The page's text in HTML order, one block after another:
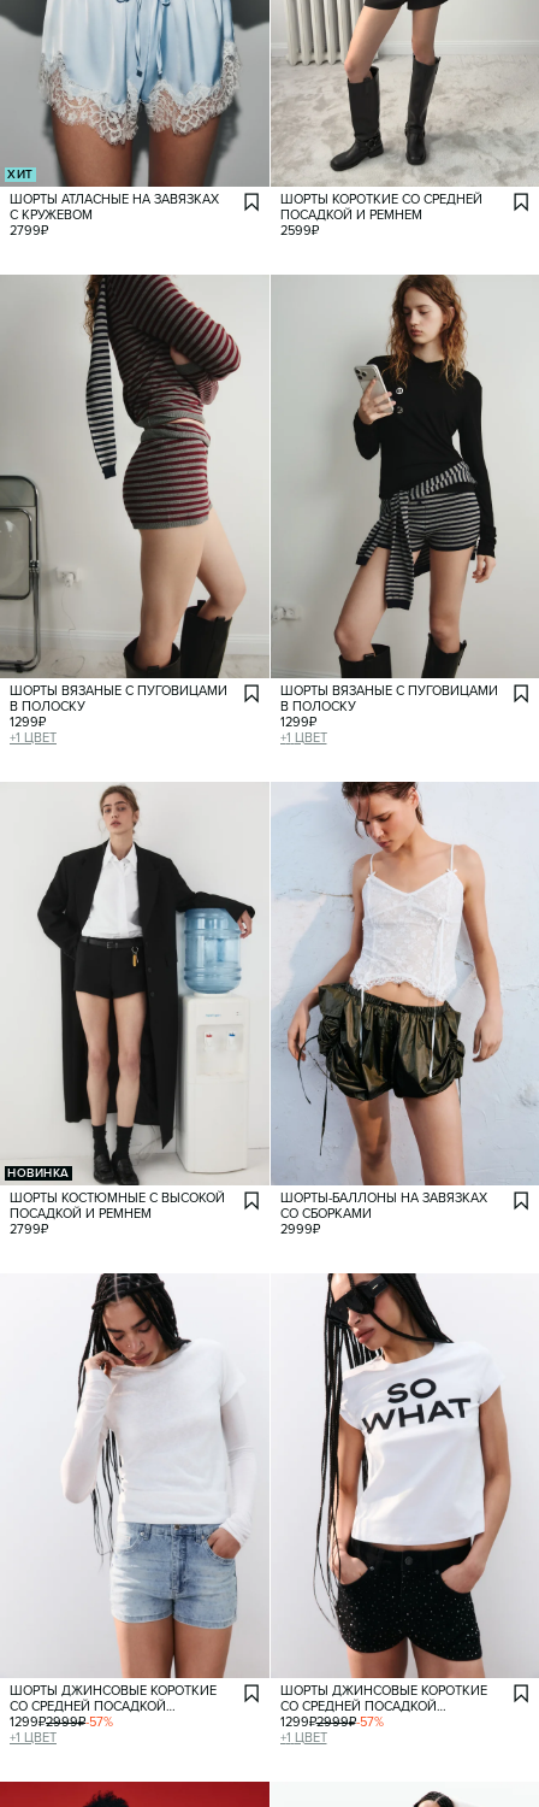
ХИТ
ШОРТЫ АТЛАСНЫЕ НА ЗАВЯЗКАХ
С КРУЖЕВОМ
2799₽
ШОРТЫ КОРОТКИЕ СО СРЕДНЕЙ
ПОСАДКОЙ И РЕМНЕМ
2599₽
ШОРТЫ ВЯЗАНЫЕ С ПУГОВИЦАМИ
В ПОЛОСКУ
1299₽
+1 ЦВЕТ
ШОРТЫ ВЯЗАНЫЕ С ПУГОВИЦАМИ
В ПОЛОСКУ
1299₽
+1 ЦВЕТ
НОВИНКА
ШОРТЫ КОСТЮМНЫЕ С ВЫСОКОЙ
ПОСАДКОЙ И РЕМНЕМ
2799₽
ШОРТЫ-БАЛЛОНЫ НА ЗАВЯЗКАХ
СО СБОРКАМИ
2999₽
ШОРТЫ ДЖИНСОВЫЕ КОРОТКИЕ
СО СРЕДНЕЙ ПОСАДКОЙ
И СТРАЗАМИ
1299₽2999₽-57%
+1 ЦВЕТ
ШОРТЫ ДЖИНСОВЫЕ КОРОТКИЕ
СО СРЕДНЕЙ ПОСАДКОЙ
И СТРАЗАМИ
1299₽2999₽-57%
+1 ЦВЕТ